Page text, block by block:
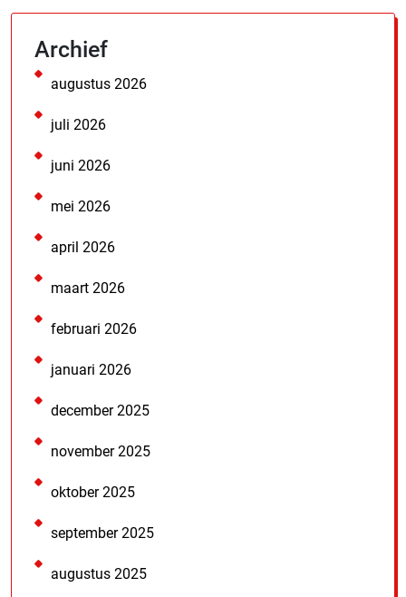
Archief
augustus 2026
juli 2026
juni 2026
mei 2026
april 2026
maart 2026
februari 2026
januari 2026
december 2025
november 2025
oktober 2025
september 2025
augustus 2025